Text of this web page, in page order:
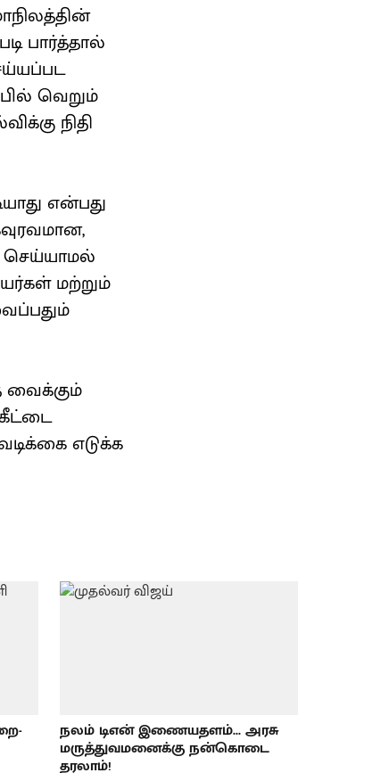
பார்த்தால்
வெறும்
நிதி
என்பது
மற்றும்
வைக்கும்
எடுக்க
நலம் டிஎன் இணையதளம்... அரசு
மருத்துவமனைக்கு நன்கொடை
தரலாம்!